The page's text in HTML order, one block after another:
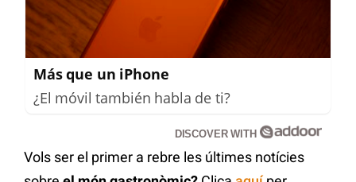
Más que un iPhone
¿El móvil también habla de ti?
DISCOVER WITH
Vols ser el primer a rebre les últimes notícies